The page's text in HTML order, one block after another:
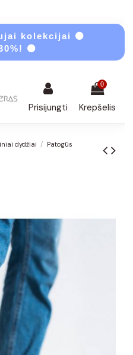
kolekcijai ⚫
⚫
Prisijungti
0
Krepšelis
dydžiai
Patogūs